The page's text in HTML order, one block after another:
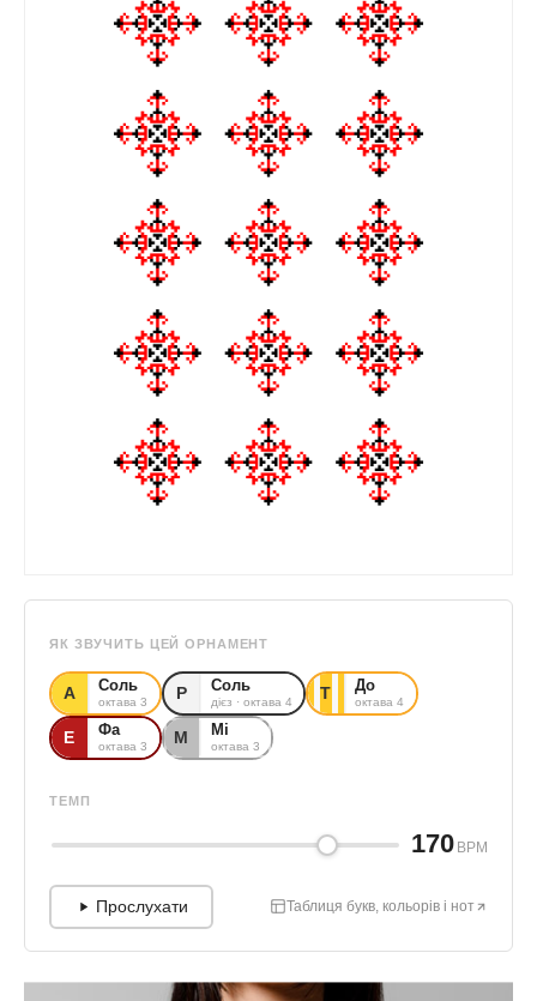
ЯК ЗВУЧИТЬ ЦЕЙ ОРНАМЕНТ
А Соль
октава 3 Р Соль
дієз · октава 4 Т До
октава 4
Е Фа
октава 3 М Мі
октава 3
ТЕМП
170 BPM
Прослухати Таблиця букв, кольорів і нот